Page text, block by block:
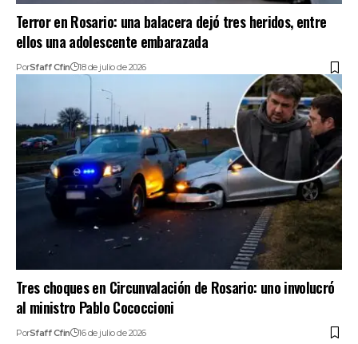
Terror en Rosario: una balacera dejó tres heridos, entre
ellos una adolescente embarazada
PorSfaff Cfin 18 de julio de 2026
Tres choques en Circunvalación de Rosario: uno involucró
al ministro Pablo Cococcioni
PorSfaff Cfin 16 de julio de 2026